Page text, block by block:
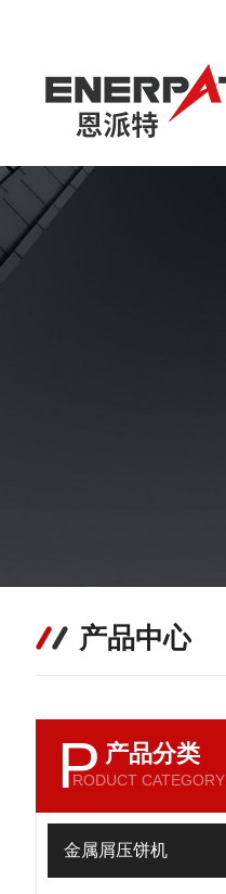
产品中心
P 产品分类
RODUCT CATEGORY
金属屑压饼机